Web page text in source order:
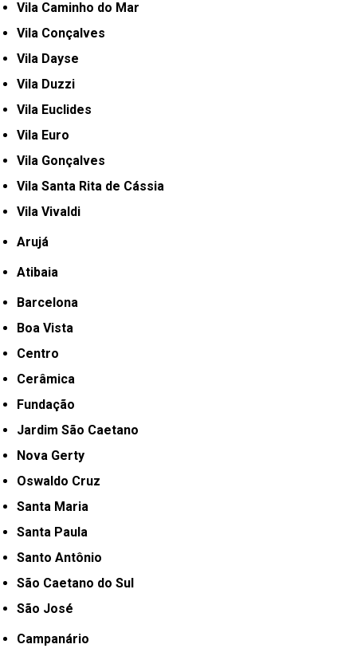
Vila Caminho do Mar
Vila Conçalves
Vila Dayse
Vila Duzzi
Vila Euclides
Vila Euro
Vila Gonçalves
Vila Santa Rita de Cássia
Vila Vivaldi
Arujá
Atibaia
Barcelona
Boa Vista
Centro
Cerâmica
Fundação
Jardim São Caetano
Nova Gerty
Oswaldo Cruz
Santa Maria
Santa Paula
Santo Antônio
São Caetano do Sul
São José
Campanário